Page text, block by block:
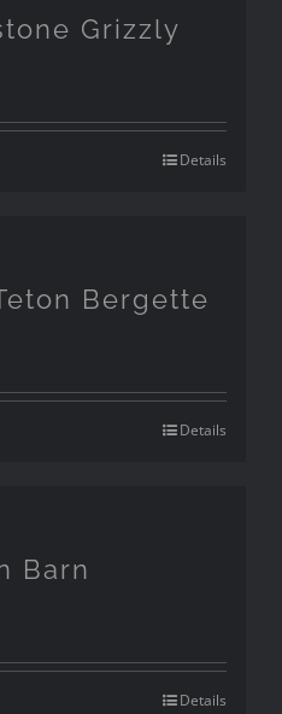
Grizzly
Details
Bergette
Details
Barn
Details